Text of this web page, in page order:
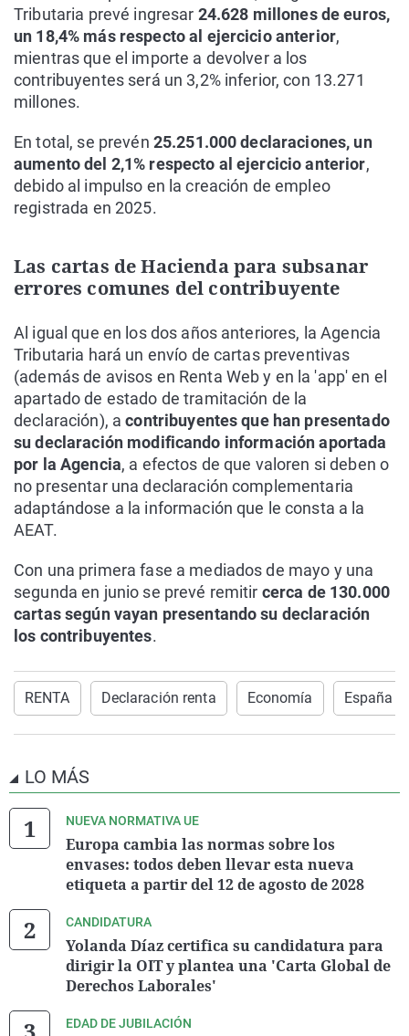
Tributaria prevé ingresar 24.628 millones de euros,
un 18,4% más respecto al ejercicio anterior,
mientras que el importe a devolver a los
contribuyentes será un 3,2% inferior, con 13.271
millones.
En total, se prevén 25.251.000 declaraciones, un
aumento del 2,1% respecto al ejercicio anterior,
debido al impulso en la creación de empleo
registrada en 2025.
Las cartas de Hacienda para subsanar
errores comunes del contribuyente
Al igual que en los dos años anteriores, la Agencia
Tributaria hará un envío de cartas preventivas
(además de avisos en Renta Web y en la 'app' en el
apartado de estado de tramitación de la
declaración), acontribuyentes que han presentado
su declaración modificando información aportada
por la Agencia, a efectos de que valoren si deben o
no presentar una declaración complementaria
adaptándose a la información que le consta a la
AEAT.
Con una primera fase a mediados de mayo y una
segunda en junio se prevé remitir cerca de 130.000
cartas según vayan presentando su declaración
los contribuyentes.
RENTA Declaración renta Economía España
LO MÁS
NUEVA NORMATIVA UE
Europa cambia las normas sobre los
envases: todos deben llevar esta nueva
etiqueta a partir del 12 de agosto de 2028
CANDIDATURA
Yolanda Díaz certifica su candidatura para
dirigir la OIT y plantea una 'Carta Global de
Derechos Laborales'
EDAD DE JUBILACIÓN